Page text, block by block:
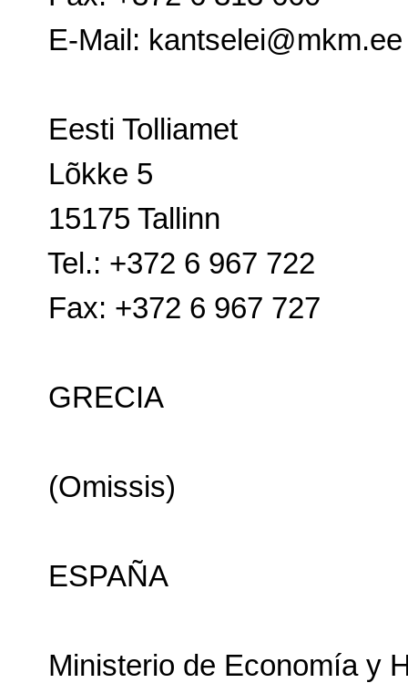
E-Mail: kantselei@mkm.ee
Eesti Tolliamet
Lõkke 5
15175 Tallinn
Tel.: +372 6 967 722
Fax: +372 6 967 727
GRECIA
(Omissis)
ESPAÑA
Ministerio de Economía y